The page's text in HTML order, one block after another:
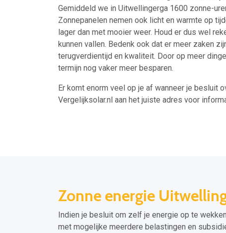
Gemiddeld we in Uitwellingerga 1600 zonne-
Zonnepanelen nemen ook licht en warmte op
lager dan met mooier weer. Houd er dus wel
kunnen vallen. Bedenk ook dat er meer zaken
terugverdientijd en kwaliteit. Door op meer
termijn nog vaker meer besparen.
Er komt enorm veel op je af wanneer je besluit
Vergelijksolar.nl aan het juiste adres voor
Zonne energie
Indien je besluit om zelf je energie op te
met mogelijke meerdere belastingen en